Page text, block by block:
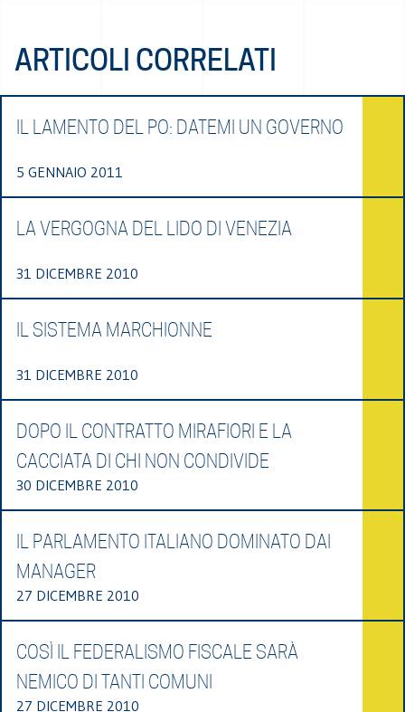
ARTICOLI CORRELATI
IL LAMENTO DEL PO: DATEMI UN GOVERNO
5 GENNAIO 2011
LA VERGOGNA DEL LIDO DI VENEZIA
31 DICEMBRE 2010
IL SISTEMA MARCHIONNE
31 DICEMBRE 2010
DOPO IL CONTRATTO MIRAFIORI E LA
CACCIATA DI CHI NON CONDIVIDE
30 DICEMBRE 2010
IL PARLAMENTO ITALIANO DOMINATO DAI
MANAGER
27 DICEMBRE 2010
COSÌ IL FEDERALISMO FISCALE SARÀ
NEMICO DI TANTI COMUNI
27 DICEMBRE 2010